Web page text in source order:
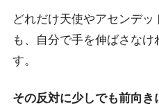
どれだけ天使やアセンデ
も、自分で手を伸ばさな
す。
その反対に少しでも前向